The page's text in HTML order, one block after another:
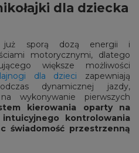
dla dziecka
już sporą dozą energii i
motorycznymi, dlatego
większe możliwości
dla dzieci zapewniają
dynamicznej jazdy,
wykonywanie pierwszych
kierowania oparty na
kontrolowania
świadomość przestrzenną